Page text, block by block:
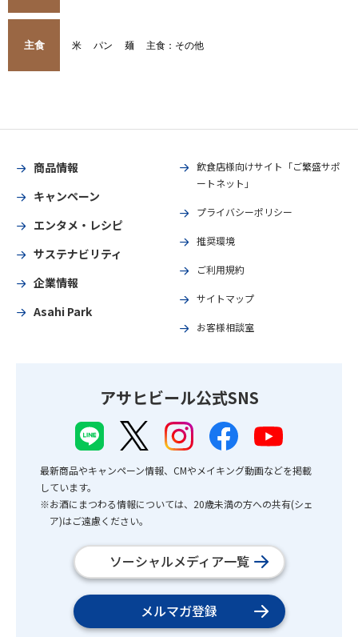
主食 米 パン 麺 主食：その他
商品情報
キャンペーン
エンタメ・レシピ
サステナビリティ
企業情報
Asahi Park
飲食店様向けサイト「ご繁盛サポ
ートネット」
プライバシーポリシー
推奨環境
ご利用規約
サイトマップ
お客様相談室
アサヒビール公式SNS
最新商品やキャンペーン情報、CMやメイキング動画などを掲載
しています。
※お酒にまつわる情報については、20歳未満の方への共有(シェ
ア)はご遠慮ください。
ソーシャルメディア一覧
メルマガ登録